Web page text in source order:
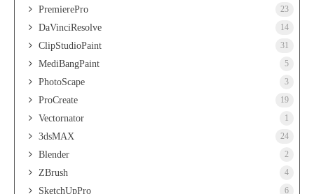
PremierePro 23
DaVinciResolve 14
ClipStudioPaint 31
MediBangPaint 5
PhotoScape 3
ProCreate 19
Vectornator 1
3dsMAX 24
Blender 2
ZBrush 4
SketchUpPro 6